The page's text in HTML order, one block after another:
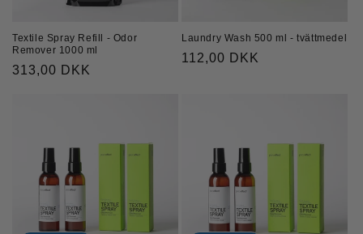
Textile Spray Refill - Odor
Remover 1000 ml
Ordinarie
313,00 DKK
Laundry Wash 500 ml - tvättmedel
Ordinarie
112,00 DKK